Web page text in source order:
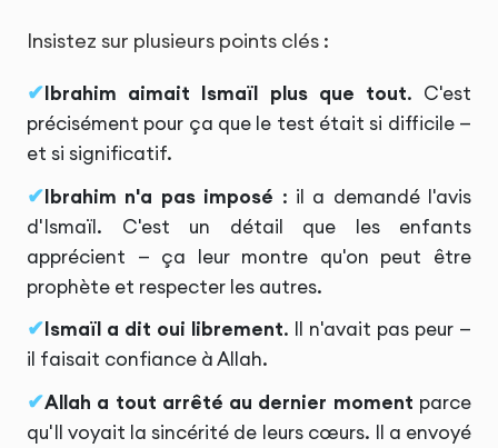
Insistez sur plusieurs points clés :
Ibrahim aimait Ismaïl plus que tout. C'est
précisément pour ça que le test était si difficile —
et si significatif.
Ibrahim n'a pas imposé : il a demandé l'avis
d'Ismaïl. C'est un détail que les enfants
apprécient — ça leur montre qu'on peut être
prophète et respecter les autres.
Ismaïl a dit oui librement. Il n'avait pas peur —
il faisait confiance à Allah.
Allah a tout arrêté au dernier moment parce
qu'Il voyait la sincérité de leurs cœurs. Il a envoyé